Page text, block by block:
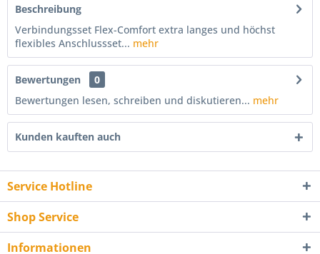
Beschreibung
Verbindungsset Flex-Comfort extra langes und höchst
flexibles Anschlussset... mehr
Bewertungen
0
Bewertungen lesen, schreiben und diskutieren... mehr
Kunden kauften auch
Service Hotline
Shop Service
Informationen